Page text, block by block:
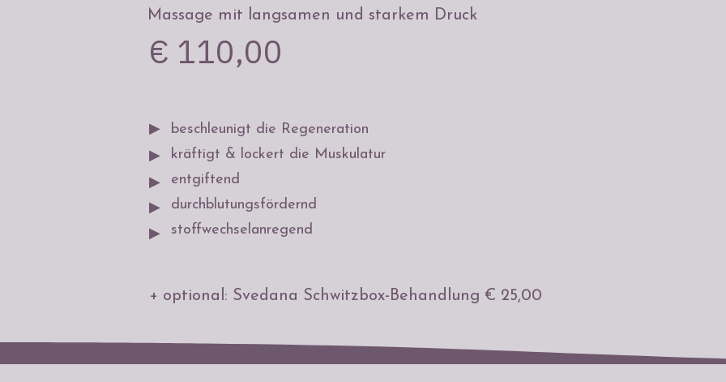
€ 110,00
Massage mit langsamen und starkem Druck
▶
▶
▶
▶
▶
beschleunigt die Regeneration
kräftigt & lockert die Muskulatur
entgiftend
durchblutungsfördernd
stoffwechselanregend
+ optional: Svedana Schwitzbox-Behandlung € 25,00